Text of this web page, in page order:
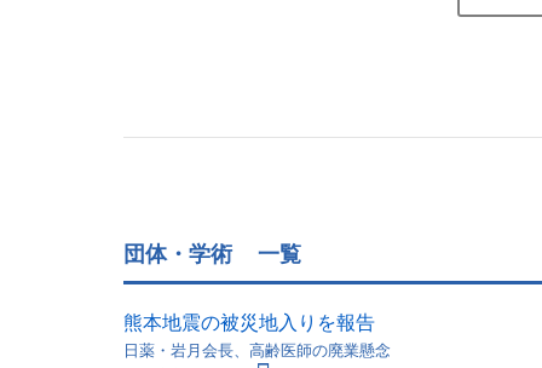
団体・学術 一覧
熊本地震の被災地入りを報告
日薬・岩月会長、高齢医師の廃業懸念